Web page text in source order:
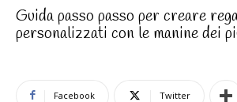
Guida passo passo per creare
personalizzati con le manine dei
Facebook Twitter